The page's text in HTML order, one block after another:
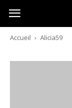
Australia-
australie.com
Accueil Alicia59